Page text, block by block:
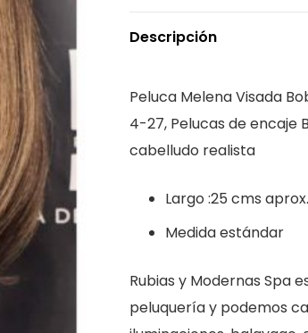
con
cantidad
Descripción
Peluca Melena Visada
4-27, Pelucas de encaje
cabelludo realista
Largo :25 cms aprox.
Medida estándar
Rubias y Modernas Spa
peluquería y podemos